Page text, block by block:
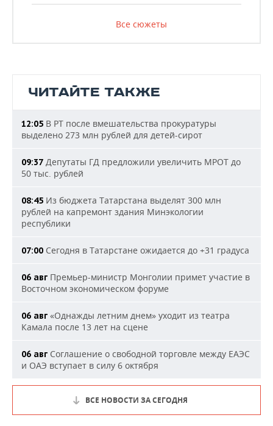
Все сюжеты
ЧИТАЙТЕ ТАКЖЕ
12:05 В РТ после вмешательства прокуратуры
выделено 273 млн рублей для детей-сирот
09:37 Депутаты ГД предложили увеличить МРОТ до
50 тыс. рублей
08:45 Из бюджета Татарстана выделят 300 млн
рублей на капремонт здания Минэкологии
республики
07:00 Сегодня в Татарстане ожидается до +31 градуса
06 авг Премьер-министр Монголии примет участие в
Восточном экономическом форуме
06 авг «Однажды летним днем» уходит из театра
Камала после 13 лет на сцене
06 авг Соглашение о свободной торговле между ЕАЭС
и ОАЭ вступает в силу 6 октября
ВСЕ НОВОСТИ ЗА СЕГОДНЯ